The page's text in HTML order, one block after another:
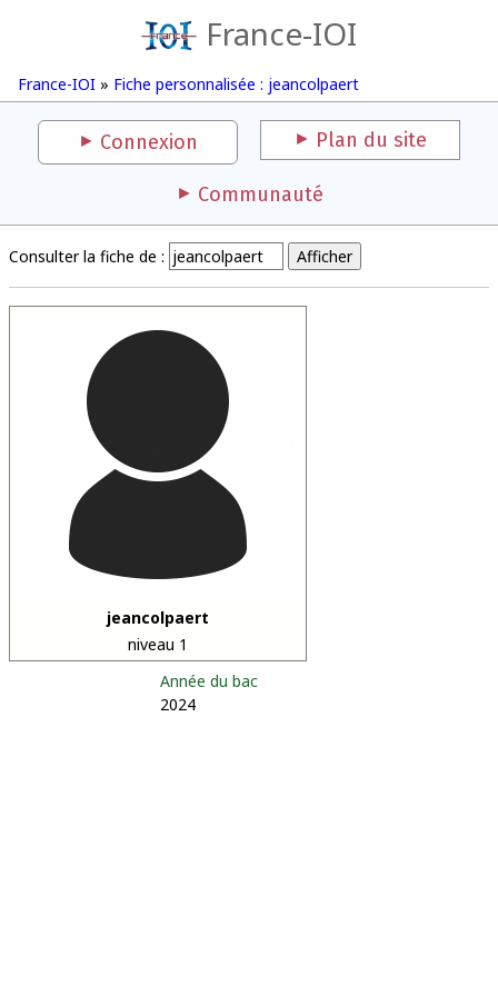
France-IOI
France-IOI » Fiche personnalisée : jeancolpaert
Connexion Plan du site
Communauté
Consulter la fiche de :
jeancolpaert
niveau 1
Année du bac
2024